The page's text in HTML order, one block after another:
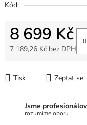
Kód:
8 699 Kč
7 189,26 Kč bez DPH
Tisk Zeptat se
Jsme
rozumíme oboru